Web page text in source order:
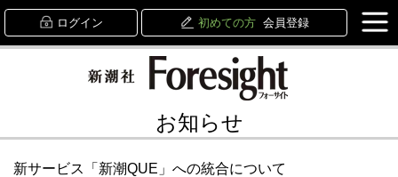
ログイン 初めての方 会員登録
お知らせ
新サービス「新潮QUE」への統合について